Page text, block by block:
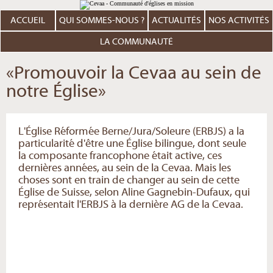
au
contenu.
Aller
personnels
ACCUEIL QUI SOMMES-NOUS ? ACTUALITÉS NOS ACTIVITÉS
LA COMMUNAUTÉ
«Promouvoir la Cevaa au sein de
notre Église»
L'Église Réformée Berne/Jura/Soleure (ERBJS) a la
particularité d'être une Église bilingue, dont seule
la composante francophone était active, ces
dernières années, au sein de la Cevaa. Mais les
choses sont en train de changer au sein de cette
Église de Suisse, selon Aline Gagnebin-Dufaux, qui
représentait l'ERBJS à la dernière AG de la Cevaa.